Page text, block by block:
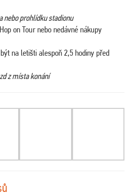
nebo prohlídku stadionu
on Tour nebo nedávné nákupy
na letišti alespoň 2,5 hodiny před
z místa konání